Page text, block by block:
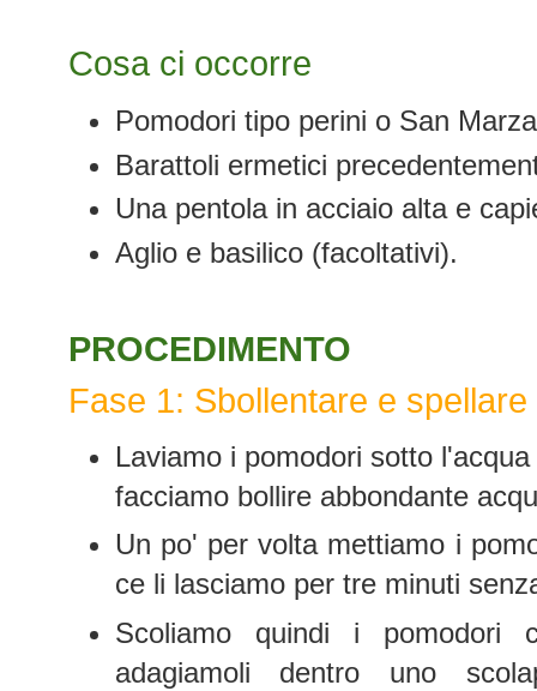
Cosa ci occorre
Pomodori tipo perini o San
Barattoli ermetici
Una pentola in acciaio alta e
Aglio e basilico (facoltativi).
PROCEDIMENTO
Fase 1: Sbollentare e
Laviamo i pomodori sotto
facciamo bollire abbondante
Un po' per volta mettiamo i
ce li lasciamo per tre minuti
Scoliamo quindi i pomodori
adagiamoli dentro uno